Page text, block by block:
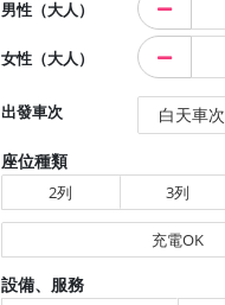
男性（大人）
女性（大人）
出發車次 白天車次
座位種類
2列 3列
充電OK
設備、服務